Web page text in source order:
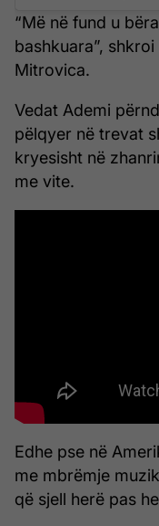
“Më në fund u
bashkuara”,
Mitrovica.
Vedat Ademi
pëlqyer në trevat
kryesisht në
me vite.
Edhe pse në
me mbrëmje
që sjell herë pas